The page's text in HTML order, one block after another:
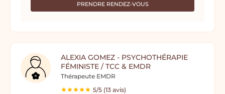
PRENDRE RENDEZ-VOUS
ALEXIA GOMEZ - PSYCHOTHÉRAPIE
FÉMINISTE / TCC & EMDR
Thérapeute EMDR
5/5 (13 avis)